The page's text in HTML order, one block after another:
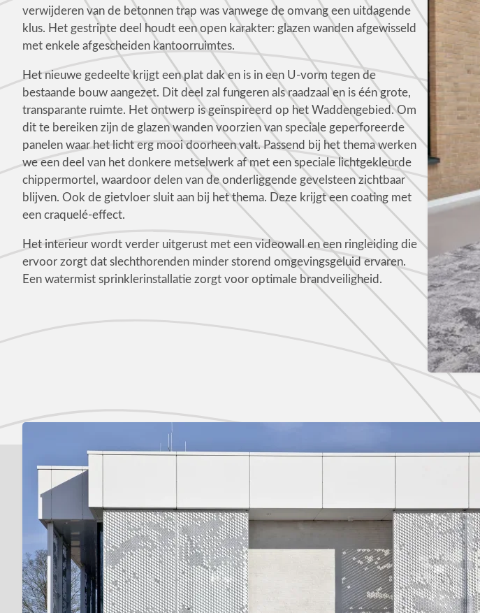
verwijderen van de betonnen trap was vanwege de omvang een uitdagende
klus. Het gestripte deel houdt een open karakter: glazen wanden afgewisseld
met enkele afgescheiden kantoorruimtes.
Het nieuwe gedeelte krijgt een plat dak en is in een U-vorm tegen de
bestaande bouw aangezet. Dit deel zal fungeren als raadzaal en is één grote,
transparante ruimte. Het ontwerp is geïnspireerd op het Waddengebied. Om
dit te bereiken zijn de glazen wanden voorzien van speciale geperforeerde
panelen waar het licht erg mooi doorheen valt. Passend bij het thema werken
we een deel van het donkere metselwerk af met een speciale lichtgekleurde
chippermortel, waardoor delen van de onderliggende gevelsteen zichtbaar
blijven. Ook de gietvloer sluit aan bij het thema. Deze krijgt een coating met
een craquelé-effect.
Het interieur wordt verder uitgerust met een videowall en een ringleiding die
ervoor zorgt dat slechthorenden minder storend omgevingsgeluid ervaren.
Een watermist sprinklerinstallatie zorgt voor optimale brandveiligheid.